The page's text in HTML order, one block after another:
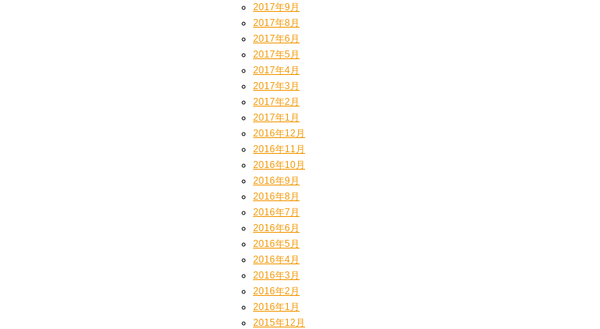
2017年9月
2017年8月
2017年6月
2017年5月
2017年4月
2017年3月
2017年2月
2017年1月
2016年12月
2016年11月
2016年10月
2016年9月
2016年8月
2016年7月
2016年6月
2016年5月
2016年4月
2016年3月
2016年2月
2016年1月
2015年12月